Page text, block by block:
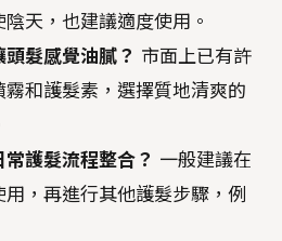
天，也建議適度使用。
髮感覺油膩？ 市面上已有許
和護髮素，選擇質地清爽的
護髮流程整合？ 一般建議在
，再進行其他護髮步驟，例